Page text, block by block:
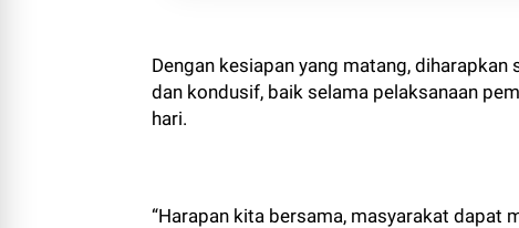
Dengan kesiapan yang matang,
dan kondusif, baik selama pelaksanaan
hari.
“Harapan kita bersama, masyarakat dapat